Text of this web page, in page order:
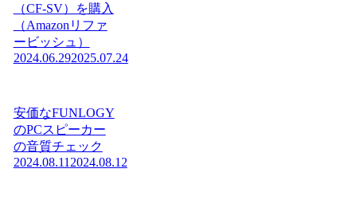
（CF-SV）を購入
（Amazonリファ
ービッシュ）
2024.06.292025.07.24
安価なFUNLOGY
のPCスピーカー
の音質チェック
2024.08.112024.08.12